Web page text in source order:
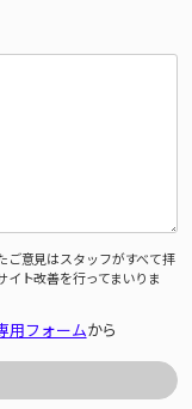
ご意見はスタッフがすべて拝
ト改善を行ってまいりま
用フォームから